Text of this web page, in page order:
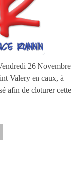
26 Novembre
Valery en caux, à
afin de cloturer cette